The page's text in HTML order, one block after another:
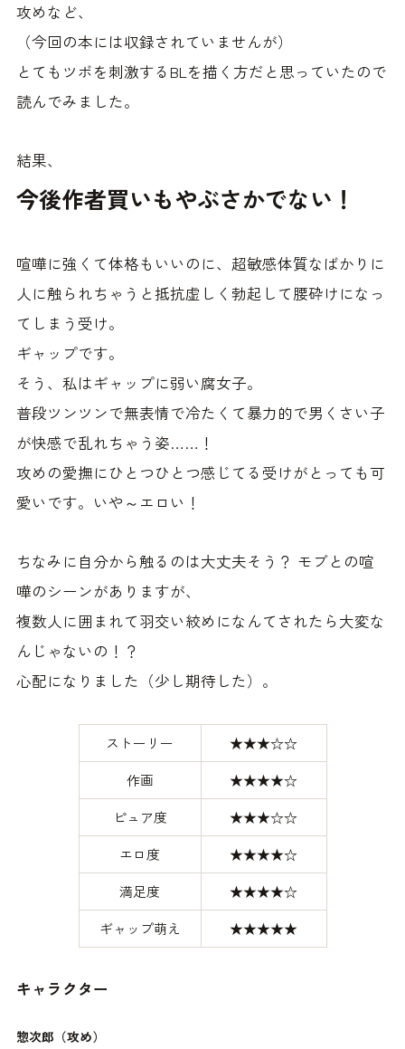
攻めなど、
（今回の本には収録されていませんが）
とてもツボを刺激するBLを描く方だと思っていたので
読んでみました。
結果、
今後作者買いもやぶさかでない！
喧嘩に強くて体格もいいのに、超敏感体質なばかりに
人に触られちゃうと抵抗虚しく勃起して腰砕けになっ
てしまう受け。
ギャップです。
そう、私はギャップに弱い腐女子。
普段ツンツンで無表情で冷たくて暴力的で男くさい子
が快感で乱れちゃう姿……！
攻めの愛撫にひとつひとつ感じてる受けがとっても可
愛いです。いや～エロい！
ちなみに自分から触るのは大丈夫そう？ モブとの喧
嘩のシーンがありますが、
複数人に囲まれて羽交い絞めになんてされたら大変な
んじゃないの！？
心配になりました（少し期待した）。
ストーリー
★★★☆☆
作画
★★★★☆
ピュア度
★★★☆☆
エロ度
★★★★☆
満足度
★★★★☆
ギャップ萌え
★★★★★
キャラクター
惣次郎（攻め）